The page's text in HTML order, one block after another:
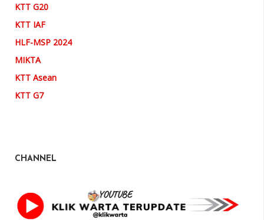
KTT G20
KTT IAF
HLF-MSP 2024
MIKTA
KTT Asean
KTT G7
CHANNEL